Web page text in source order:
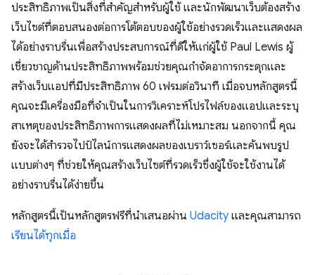
ประสิทธิภาพเป็นสิ่งที่สําคัญสําหรับผู้ใช้ และนักพัฒนาเว็บต้องสร้าง
เว็บไซต์ที่ตอบสนองต่อการโต้ตอบของผู้ใช้อย่างรวดเร็วและแสดงผล
ได้อย่างราบรื่นเพื่อสร้างประสบการณ์ที่ดีให้แก่ผู้ใช้ Paul Lewis ผู้
เชี่ยวชาญด้านประสิทธิภาพพร้อมช่วยคุณกำจัดอาการกระตุกและ
สร้างเว็บแอปที่มีประสิทธิภาพ 60 เฟรมต่อวินาที เมื่อจบหลักสูตรนี้
คุณจะมีเครื่องมือที่จำเป็นในการวิเคราะห์โปรไฟล์ของแอปและระบุ
สาเหตุของประสิทธิภาพการแสดงผลที่ไม่เหมาะสม นอกจากนี้ คุณ
ยังจะได้สำรวจไปป์ไลน์การแสดงผลของเบราว์เซอร์และค้นพบรูป
แบบต่างๆ ที่ช่วยให้คุณสร้างเว็บไซต์ที่รวดเร็วซึ่งผู้ใช้จะใช้งานได้
อย่างราบรื่นได้ง่ายขึ้น
หลักสูตรนี้เป็นหลักสูตรฟรีที่นำเสนอผ่าน Udacity และคุณสามารถ
เรียนได้ทุกเมื่อ